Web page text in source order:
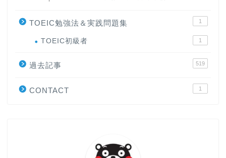
TOEIC勉強法＆実践問題集 1
TOEIC初級者 1
過去記事 519
CONTACT 1
大学入試英語対策講座